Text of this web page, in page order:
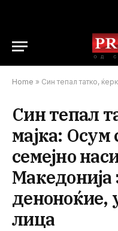
Home » Син тепал татко, ќерка-мајка: Осум
Син тепал
мајка: Осум
семејно
Македонија
деноноќие,
лица